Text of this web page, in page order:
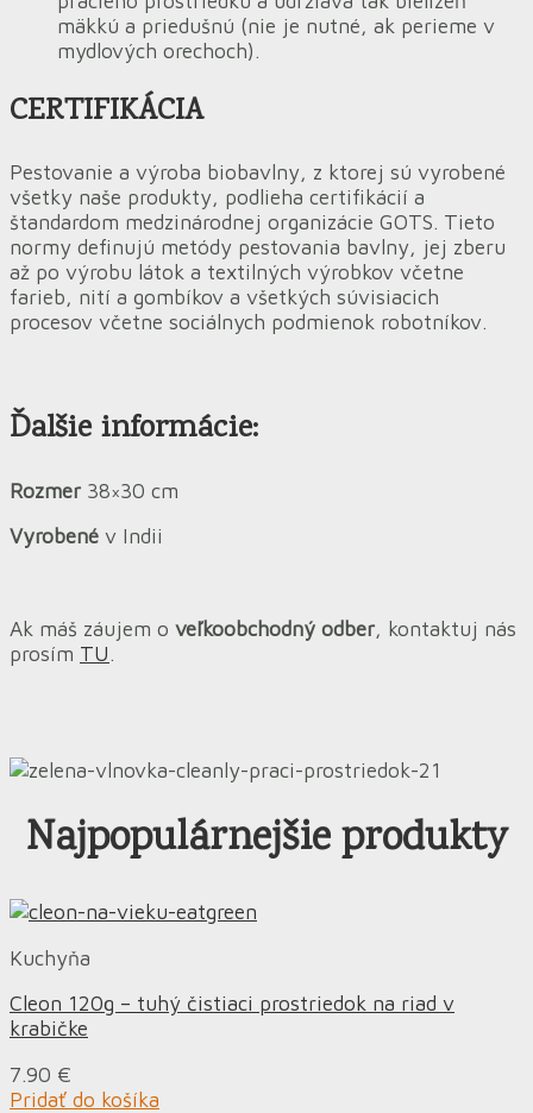
mäkkú a priedušnú (nie je nutné, ak perieme v
mydlových orechoch).
CERTIFIKÁCIA
Pestovanie a výroba biobavlny, z ktorej sú vyrobené
všetky naše produkty, podlieha certifikácií a
štandardom medzinárodnej organizácie GOTS. Tieto
normy definujú metódy pestovania bavlny, jej zberu
až po výrobu látok a textilných výrobkov včetne
farieb, nití a gombíkov a všetkých súvisiacich
procesov včetne sociálnych podmienok robotníkov.
Ďalšie informácie:
Rozmer 38×30 cm
Vyrobené v Indii
Ak máš záujem o veľkoobchodný odber, kontaktuj nás
prosím TU.
Najpopulárnejšie produkty
Kuchyňa
Cleon 120g – tuhý čistiaci prostriedok na riad v
krabičke
7.90 €
Pridať do košíka